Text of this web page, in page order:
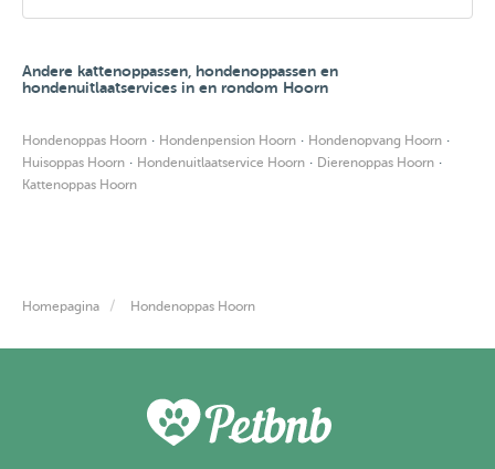
Andere kattenoppassen, hondenoppassen en
hondenuitlaatservices in en rondom Hoorn
Hondenoppas Hoorn · Hondenpension Hoorn · Hondenopvang Hoorn ·
Huisoppas Hoorn · Hondenuitlaatservice Hoorn · Dierenoppas Hoorn ·
Kattenoppas Hoorn
Homepagina Hondenoppas Hoorn